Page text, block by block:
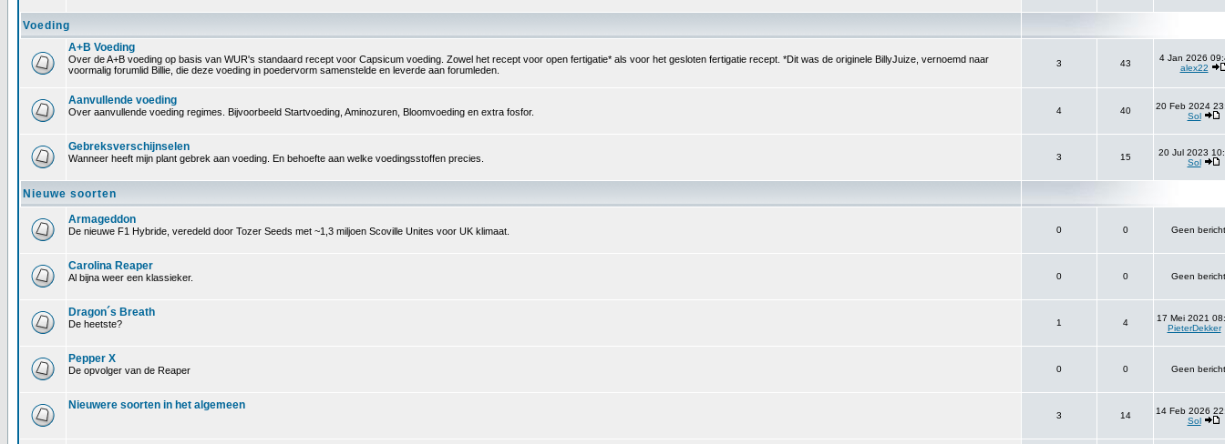
Voeding
A+B Voeding
Over de A+B voeding op basis van WUR's standaard recept voor Capsicum voeding. Zowel het recept voor open fertigatie* als voor het gesloten fertigatie recept. *Dit was de originele BillyJuize, vernoemd naar
voormalig forumlid Billie, die deze voeding in poedervorm samenstelde en leverde aan forumleden.
3 43
4 Jan 2026
alex22
Aanvullende voeding
Over aanvullende voeding regimes. Bijvoorbeeld Startvoeding, Aminozuren, Bloomvoeding en extra fosfor. 4 40
20 Feb 2024
Sol
Gebreksverschijnselen
Wanneer heeft mijn plant gebrek aan voeding. En behoefte aan welke voedingsstoffen precies. 3 15
20 Jul 2023
Sol
Nieuwe soorten
Armageddon
De nieuwe F1 Hybride, veredeld door Tozer Seeds met ~1,3 miljoen Scoville Unites voor UK klimaat. 0 0 Geen
Carolina Reaper
Al bijna weer een klassieker. 0 0 Geen
Dragon´s Breath
De heetste? 1 4
17 Mei 2021
PieterDekker
Pepper X
De opvolger van de Reaper 0 0 Geen
Nieuwere soorten in het algemeen
3 14
14 Feb 2026
Sol